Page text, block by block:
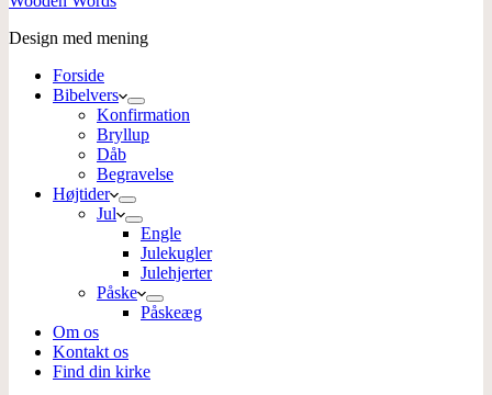
Design med mening
Forside
Bibelvers
Konfirmation
Bryllup
Dåb
Begravelse
Højtider
Jul
Engle
Julekugler
Julehjerter
Påske
Påskeæg
Om os
Kontakt os
Find din kirke